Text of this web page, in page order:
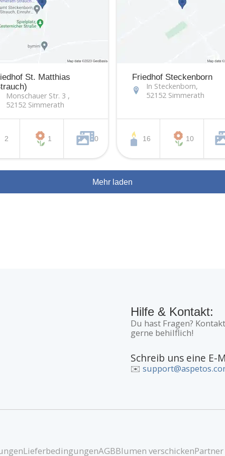
St. Matthias
Monschauer Str. 3 ,
52152 Simmerath
2 1 0
Friedhof Steckenborn
In Steckenborn,
52152 Simmerath
16 10
Mehr laden
Hilfe & Kontakt:
Du hast Fragen?
gerne behilflich!
Schreib uns eine E-
✉️
LieferbedingungenAGBBlumen verschicken